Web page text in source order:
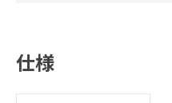
仕様